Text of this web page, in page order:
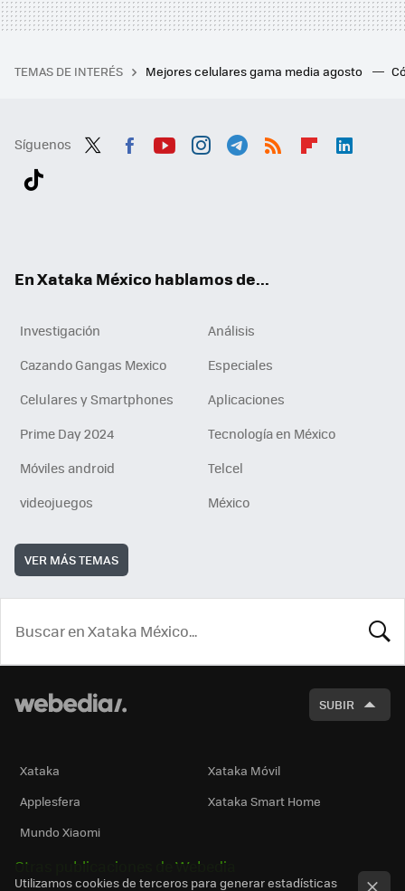
TEMAS DE INTERÉS Mejores celulares gama media agosto
Síguenos
En Xataka México hablamos de...
Investigación
Análisis
Cazando Gangas Mexico
Especiales
Celulares y Smartphones
Aplicaciones
Prime Day 2024
Tecnología en México
Móviles android
Telcel
videojuegos
México
VER MÁS TEMAS
SUBIR
Xataka
Xataka Móvil
Applesfera
Xataka Smart Home
Mundo Xiaomi
Otras publicaciones de Webedia
Utilizamos cookies de terceros para generar estadísticas